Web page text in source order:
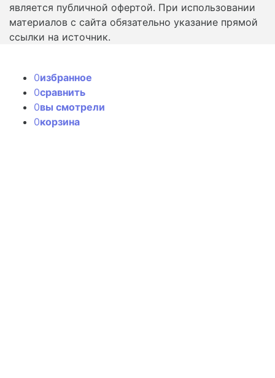
является публичной офертой. При использовании
материалов с сайта обязательно указание прямой
ссылки на источник.
0избранное
0сравнить
0вы смотрели
0корзина